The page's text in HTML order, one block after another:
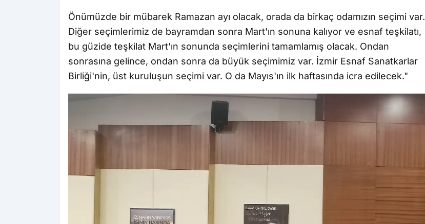
Önümüzde bir mübarek Ramazan ayı olacak, orada da birkaç odamızın seçimi var.
Diğer seçimlerimiz de bayramdan sonra Mart'ın sonuna kalıyor ve esnaf teşkilatı,
bu güzide teşkilat Mart'ın sonunda seçimlerini tamamlamış olacak. Ondan
sonrasına gelince, ondan sonra da büyük seçimimiz var. İzmir Esnaf Sanatkarlar
Birliği'nin, üst kuruluşun seçimi var. O da Mayıs'ın ilk haftasında icra edilecek."